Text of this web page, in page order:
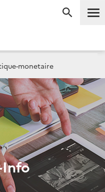
monetaire
Info